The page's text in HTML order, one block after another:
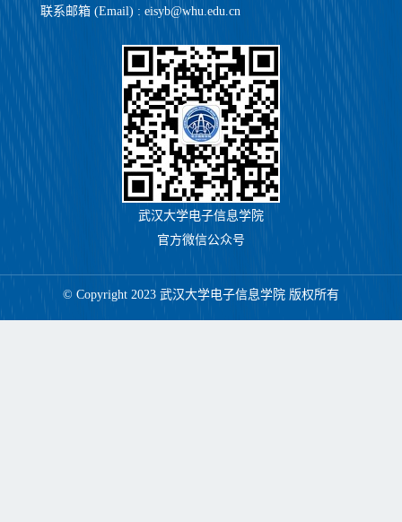
联系邮箱 (Email) : eisyb@whu.edu.cn
武汉大学电子信息学院
官方微信公众号
© Copyright 2023 武汉大学电子信息学院 版权所有